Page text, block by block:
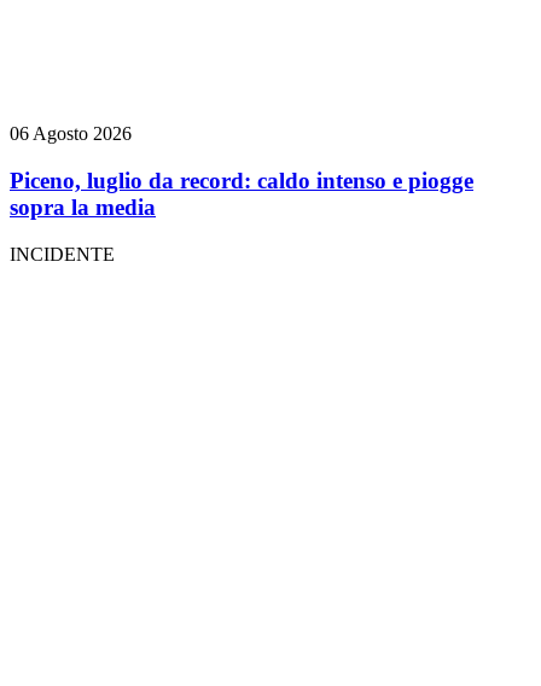
06 Agosto 2026
Piceno, luglio da record: caldo intenso e piogge
sopra la media
INCIDENTE